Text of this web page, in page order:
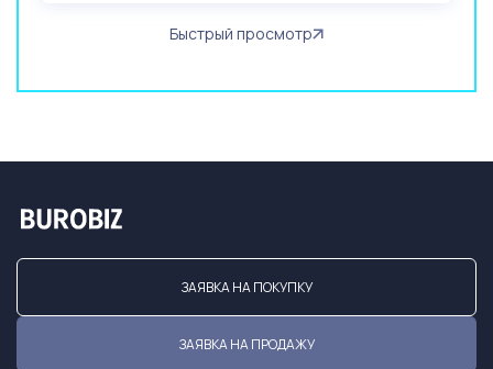
Быстрый просмотр
ЗАЯВКА НА ПОКУПКУ
ЗАЯВКА НА ПРОДАЖУ